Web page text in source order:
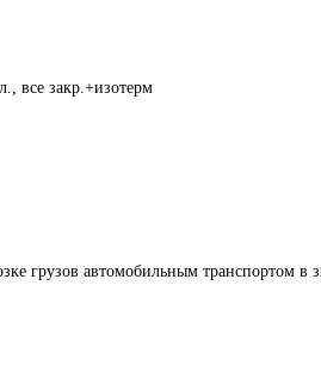
все закр.+изотерм
грузов автомобильным транспортом в